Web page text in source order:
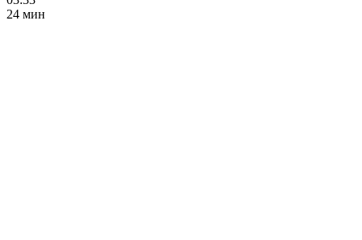
24 мин